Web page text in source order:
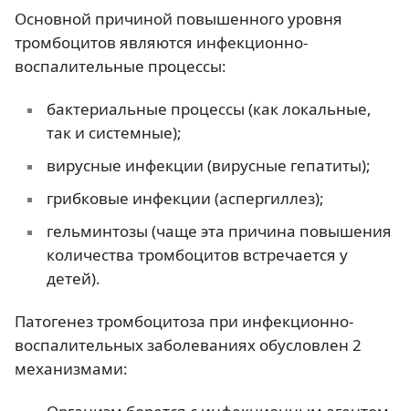
Основной причиной повышенного уровня
тромбоцитов являются инфекционно-
воспалительные процессы:
бактериальные процессы (как локальные,
так и системные);
вирусные инфекции (вирусные гепатиты);
грибковые инфекции (аспергиллез);
гельминтозы (чаще эта причина повышения
количества тромбоцитов встречается у
детей).
Патогенез тромбоцитоза при инфекционно-
воспалительных заболеваниях обусловлен 2
механизмами: